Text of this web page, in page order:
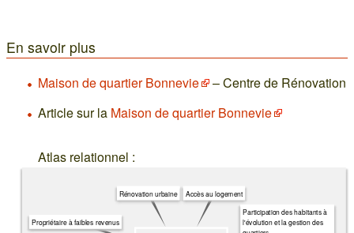
En savoir plus
Maison de quartier Bonnevie
– Centre de Rénovation
Article sur la Maison de quartier Bonnevie
Atlas relationnel :
Participation des habitants à
l'évolution et la gestion des
Accès au logement
Rénovation urbaine
Propriétaire à faibles revenus